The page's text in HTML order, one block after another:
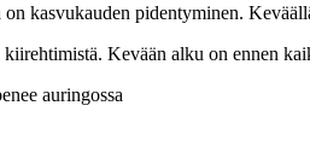
kasvukauden pidentyminen.
Kevään alku on ennen
auringossa